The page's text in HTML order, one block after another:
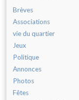
Brèves
Associations
vie du quartier
Jeux
Politique
Annonces
Photos
Fêtes